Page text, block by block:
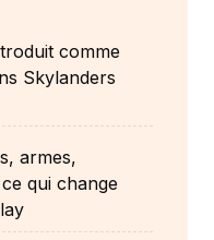
comme
Skylanders
armes,
qui change